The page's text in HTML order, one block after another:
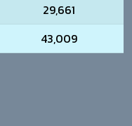
29,661
43,009